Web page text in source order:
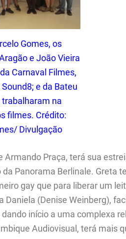
Gomes, os
e João Vieira
Carnaval Filmes,
e da Bateu
trabalharam na
filmes. Crédito:
Divulgação
Praça, terá sua
Panorama Berlinale. Greta
gay que para liberar um
(Denise Weinberg),
início a uma complexa
Audiovisual, terá mais